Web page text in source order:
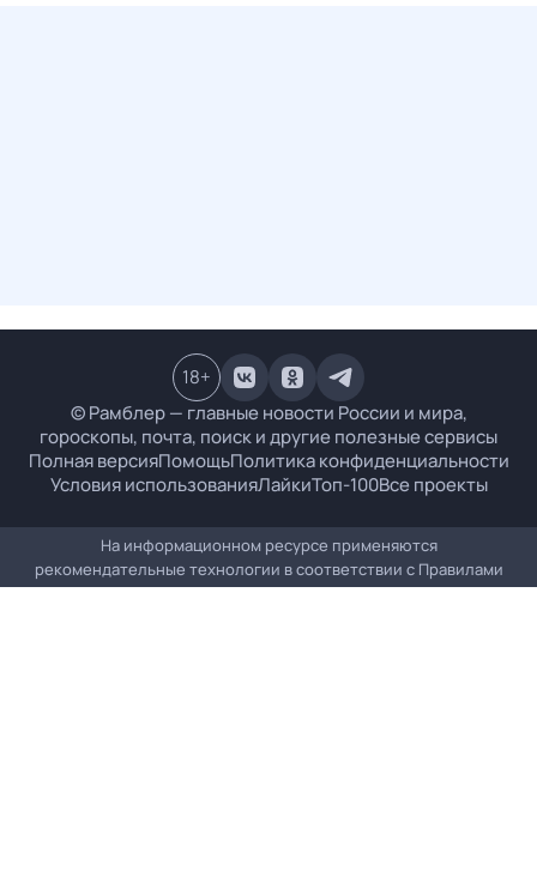
© Рамблер — главные новости России и мира,
гороскопы, почта, поиск и другие полезные сервисы
Полная версияПомощьПолитика конфиденциальности
Условия использованияЛайкиТоп-100Все проекты
18+
На информационном ресурсе применяются
рекомендательные технологии в соответствии с Правилами